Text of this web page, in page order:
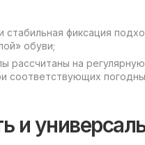
стабильная фиксация
обуви;
рассчитаны на
соответствующих
и